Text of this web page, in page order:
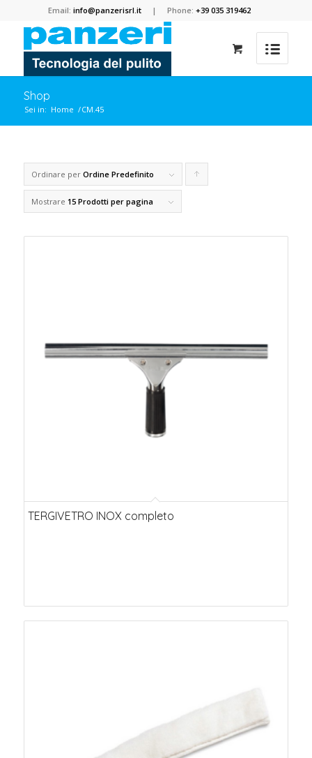
Email:info@panzerisrl.it | Phone:+39 035 319462
Shop
Sei in: Home /CM.45
Ordinare per Ordine Predefinito
i
Mostrare 15 Prodotti per pagina
TERGIVETRO INOX completo